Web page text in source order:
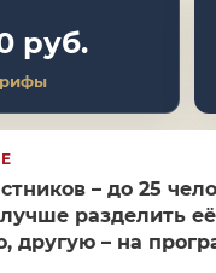
руб.
– до 25
разделить
другую – на